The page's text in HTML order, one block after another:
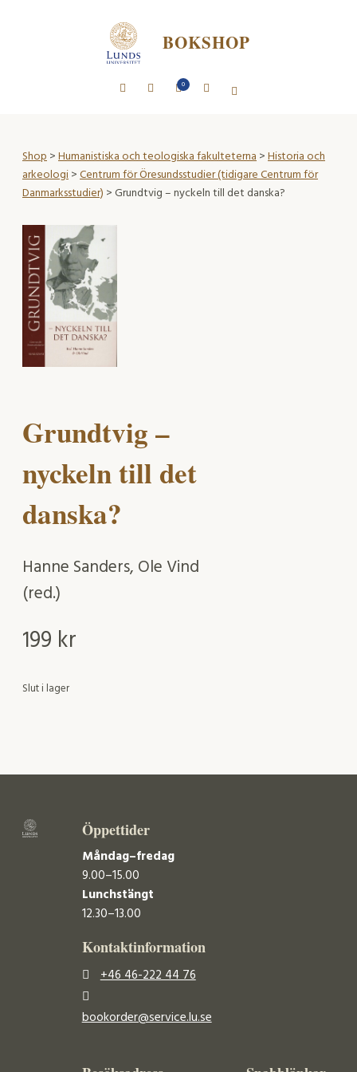
BOKSHOP
0
Shop>Humanistiska och teologiska fakulteterna>Historia och
arkeologi>Centrum för Öresundsstudier (tidigare Centrum för
Danmarksstudier) > Grundtvig – nyckeln till det danska?
Grundtvig –
nyckeln till det
danska?
Hanne Sanders, Ole Vind
(red.)
199 kr
Slut i lager
Öppettider
Måndag–fredag
9.00–15.00
Lunchstängt
12.30–13.00
Kontaktinformation
+46 46-222 44 76
bookorder@service.lu.se